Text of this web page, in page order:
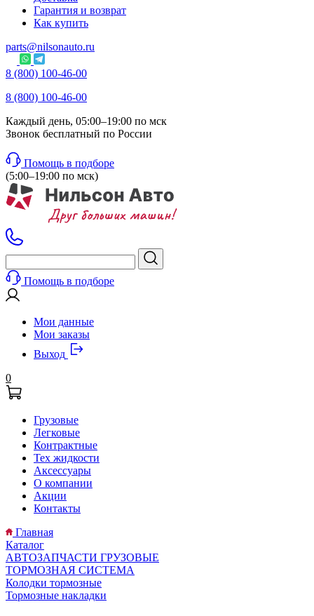
Гарантия и возврат
Как купить
parts@nilsonauto.ru
8 (800) 100-46-00
8 (800) 100-46-00
Каждый день, 05:00–19:00 по мск
Звонок бесплатный по России
Помощь в подборе
(5:00–19:00 по мск)
Помощь в подборе
Мои данные
Мои заказы
Выход
0
Грузовые
Легковые
Контрактные
Тех жидкости
Аксессуары
О компании
Акции
Контакты
Главная
Каталог
АВТОЗАПЧАСТИ ГРУЗОВЫЕ
ТОРМОЗНАЯ СИСТЕМА
Колодки тормозные
Тормозные накладки